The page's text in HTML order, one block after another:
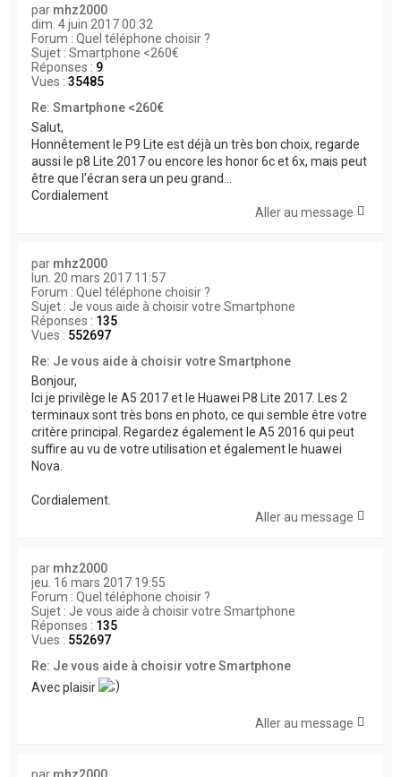
par mhz2000
dim. 4 juin 2017 00:32
Forum : Quel téléphone choisir ?
Sujet : Smartphone <260€
Réponses : 9
Vues : 35485
Re: Smartphone <260€
Salut,
Honnêtement le P9 Lite est déjà un très bon choix, regarde
aussi le p8 Lite 2017 ou encore les honor 6c et 6x, mais peut
être que l'écran sera un peu grand...
Cordialement
Aller au message
par mhz2000
lun. 20 mars 2017 11:57
Forum : Quel téléphone choisir ?
Sujet : Je vous aide à choisir votre Smartphone
Réponses : 135
Vues : 552697
Re: Je vous aide à choisir votre Smartphone
Bonjour,
Ici je privilège le A5 2017 et le Huawei P8 Lite 2017. Les 2
terminaux sont très bons en photo, ce qui semble être votre
critère principal. Regardez également le A5 2016 qui peut
suffire au vu de votre utilisation et également le huawei
Nova.
Cordialement.
Aller au message
par mhz2000
jeu. 16 mars 2017 19:55
Forum : Quel téléphone choisir ?
Sujet : Je vous aide à choisir votre Smartphone
Réponses : 135
Vues : 552697
Re: Je vous aide à choisir votre Smartphone
Avec plaisir
Aller au message